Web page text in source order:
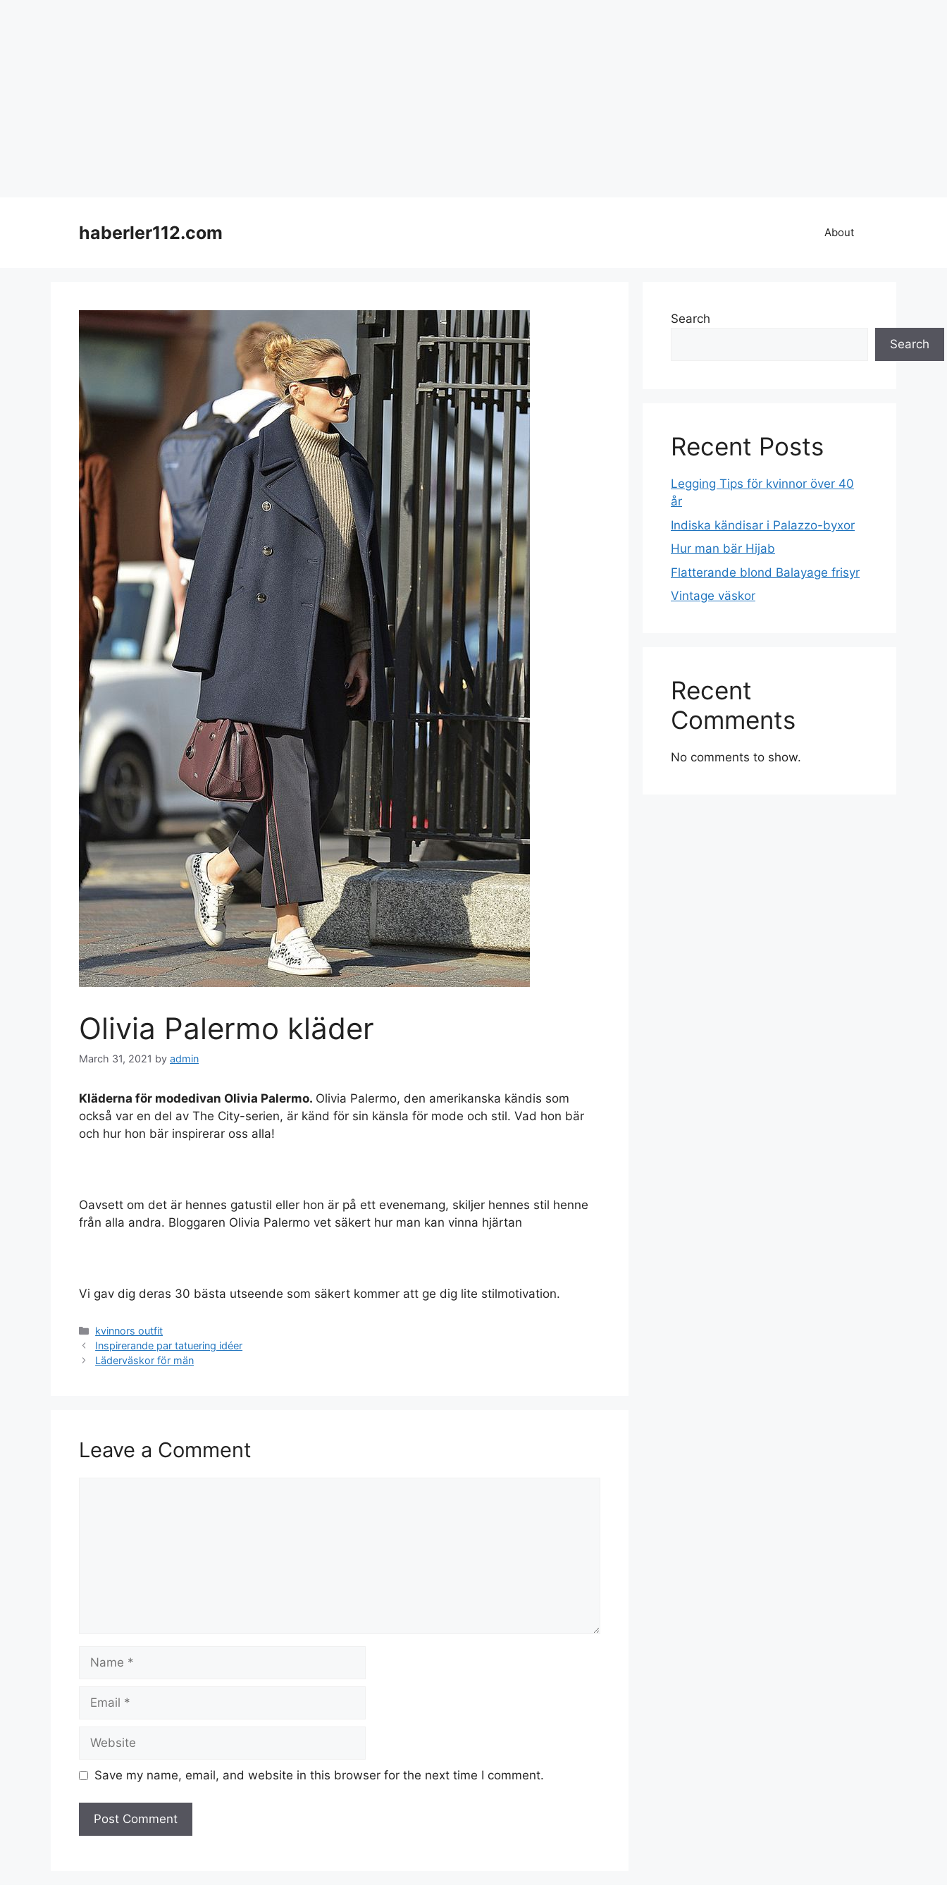
haberler112.com About
Olivia Palermo kläder
March 31, 2021 by admin
Kläderna för modedivan Olivia Palermo. Olivia Palermo, den amerikanska kändis som
också var en del av The City-serien, är känd för sin känsla för mode och stil. Vad hon bär
och hur hon bär inspirerar oss alla!
Oavsett om det är hennes gatustil eller hon är på ett evenemang, skiljer hennes stil henne
från alla andra. Bloggaren Olivia Palermo vet säkert hur man kan vinna hjärtan
Vi gav dig deras 30 bästa utseende som säkert kommer att ge dig lite stilmotivation.
Categories
kvinnors outfit
Inspirerande par tatuering idéer
Läderväskor för män
Leave a Comment
Name
Email
Website
Save my name, email, and website in this browser for the next time I comment.
Search
Search
Recent Posts
Legging Tips för kvinnor över 40
år
Indiska kändisar i Palazzo-byxor
Hur man bär Hijab
Flatterande blond Balayage frisyr
Vintage väskor
Recent
Comments
No comments to show.